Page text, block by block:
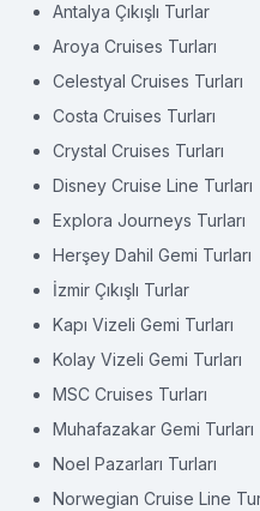
Antalya Çıkışlı Turlar
Aroya Cruises Turları
Celestyal Cruises Turları
Costa Cruises Turları
Crystal Cruises Turları
Disney Cruise Line Turları
Explora Journeys Turları
Herşey Dahil Gemi Turları
İzmir Çıkışlı Turlar
Kapı Vizeli Gemi Turları
Kolay Vizeli Gemi Turları
MSC Cruises Turları
Muhafazakar Gemi Turları
Noel Pazarları Turları
Norwegian Cruise Line